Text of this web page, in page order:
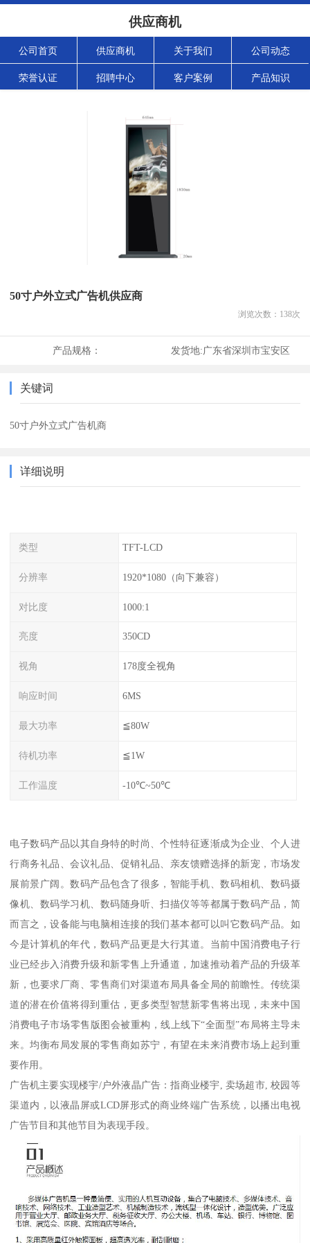
供应商机
公司首页 供应商机 关于我们 公司动态
荣誉认证 招聘中心 客户案例 产品知识
50寸户外立式广告机供应商
浏览次数： 138次
产品规格： 发货地:广东省深圳市宝安区
关键词
50寸户外立式广告机商
详细说明
类型 TFT-LCD
分辨率 1920*1080（向下兼容）
对比度 1000:1
亮度 350CD
视角 178度全视角
响应时间 6MS
最大功率 ≦80W
待机功率 ≦1W
工作温度 -10℃~50℃
电子数码产品以其自身特的时尚、个性特征逐渐成为企业、个人进
行商务礼品、会议礼品、促销礼品、亲友馈赠选择的新宠，市场发
展前景广阔。数码产品包含了很多，智能手机、数码相机、数码摄
像机、数码学习机、数码随身听、扫描仪等等都属于数码产品，简
而言之，设备能与电脑相连接的我们基本都可以叫它数码产品。如
今是计算机的年代，数码产品更是大行其道。当前中国消费电子行
业已经步入消费升级和新零售上升通道，加速推动着产品的升级革
新，也要求厂商、零售商们对渠道布局具备全局的前瞻性。传统渠
道的潜在价值将得到重估，更多类型智慧新零售将出现，未来中国
消费电子市场零售版图会被重构，线上线下“全面型”布局将主导未
来。均衡布局发展的零售商如苏宁，有望在未来消费市场上起到重
要作用。
广告机主要实现楼宇/户外液晶广告：指商业楼宇, 卖场超市, 校园等
渠道内，以液晶屏或LCD屏形式的商业终端广告系统，以播出电视
广告节目和其他节目为表现手段。